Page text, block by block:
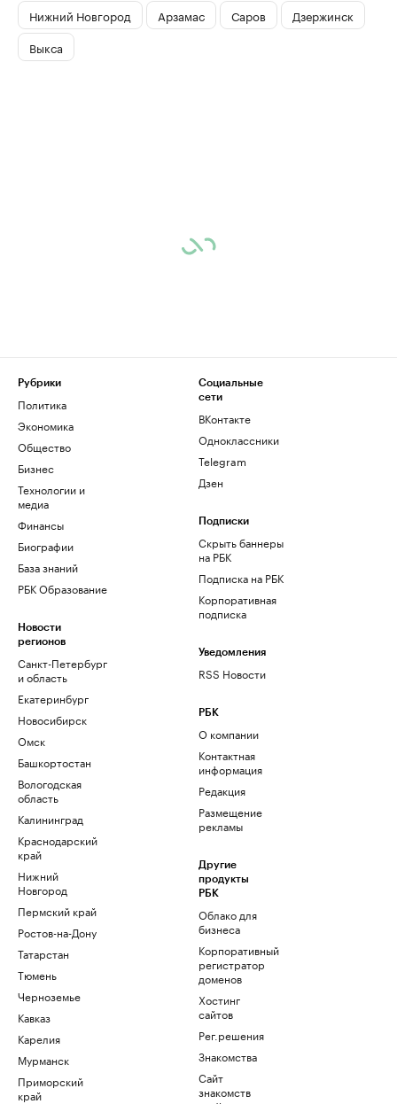
Нижний Новгород
Арзамас Саров
Дзержинск
Выкса
Рубрики
Политика
Экономика
Общество
Бизнес
Технологии и
медиа
Финансы
Биографии
База знаний
РБК Образование
Новости
регионов
Санкт-Петербург
и область
Екатеринбург
Новосибирск
Омск
Башкортостан
Вологодская
область
Калининград
Краснодарский
край
Нижний
Новгород
Пермский край
Ростов-на-Дону
Татарстан
Тюмень
Черноземье
Кавказ
Карелия
Мурманск
Приморский
край
Социальные
сети
ВКонтакте
Одноклассники
Telegram
Дзен
Подписки
Скрыть баннеры
на РБК
Подписка на РБК
Корпоративная
подписка
Уведомления
RSS Новости
РБК
О компании
Контактная
информация
Редакция
Размещение
рекламы
Другие
продукты
РБК
Облако для
бизнеса
Корпоративный
регистратор
доменов
Хостинг
сайтов
Рег.решения
Знакомства
Сайт
знакомств